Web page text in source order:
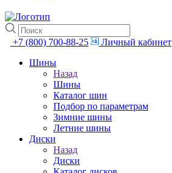
+7 (800) 700-88-25
Личный кабинет
Шины
Назад
Шины
Каталог шин
Подбор по параметрам
Зимние шины
Летние шины
Диски
Назад
Диски